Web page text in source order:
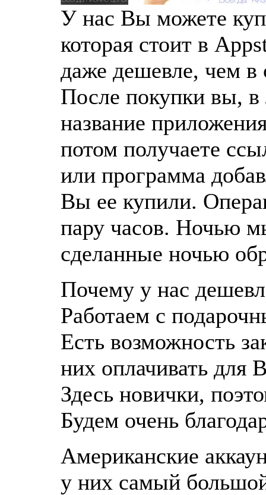
У нас Вы можете
которая стоит в
даже дешевле, чем
После покупки вы,
название
потом получаете
или программа
Вы ее купили.
пару часов. Ночью
сделанные ночью
Почему у нас
Работаем с
Есть возможность
них оплачивать для
Здесь новички,
Будем очень
Американские
у них самый